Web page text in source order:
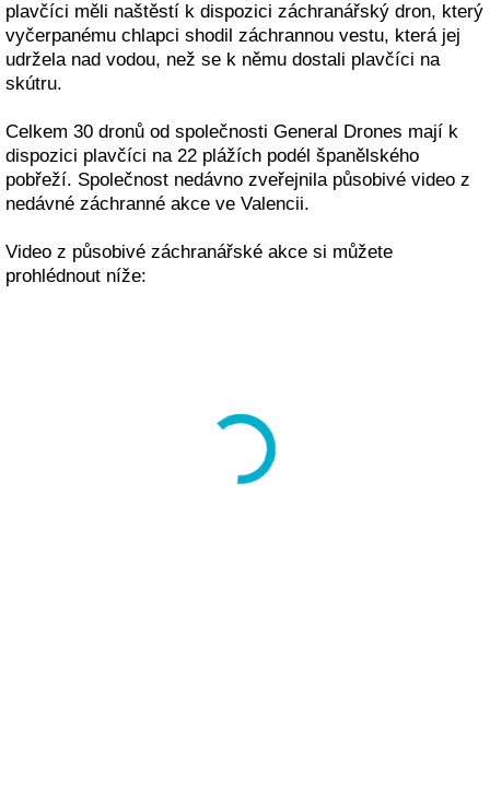
plavčíci měli naštěstí k dispozici záchranářský dron, který
vyčerpanému chlapci shodil záchrannou vestu, která jej
udržela nad vodou, než se k němu dostali plavčíci na
skútru.
Celkem 30 dronů od společnosti General Drones mají k
dispozici plavčíci na 22 plážích podél španělského
pobřeží. Společnost nedávno zveřejnila působivé video z
nedávné záchranné akce ve Valencii.
Video z působivé záchranářské akce si můžete
prohlédnout níže: